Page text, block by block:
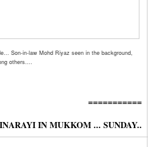
Son-in-law Mohd Riyaz seen in the background,
others....
===========
IN MUKKOM ... SUNDAY..